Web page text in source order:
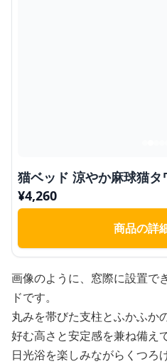
猫ベッド 涼やか麻球猫タ
¥4,260
商品の詳
画像のように、窓際に設置で
ドです。
丸みを帯びた支柱とふかふか
好む高さと安定感を兼ね備え
日光浴を楽しみながらくつろ